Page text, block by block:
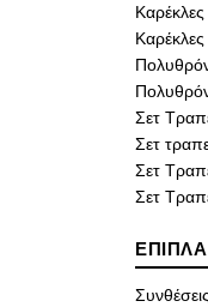
Σετ
Σετ
Σετ
Σετ